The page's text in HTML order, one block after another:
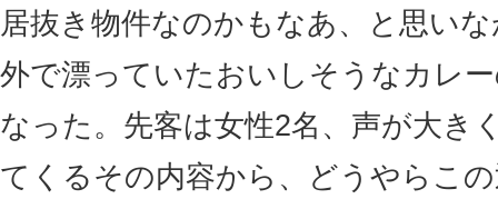
居抜き物件なのかもなあ、と思い
外で漂っていたおいしそうなカレ
なった。先客は女性2名、声が大き
てくるその内容から、どうやらこ